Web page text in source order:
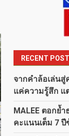
RECENT
จากคำล้อเล่นสู่
แค่ความรู้สึก แ
MALEE ตอกย้
คะแนนเต็ม 7